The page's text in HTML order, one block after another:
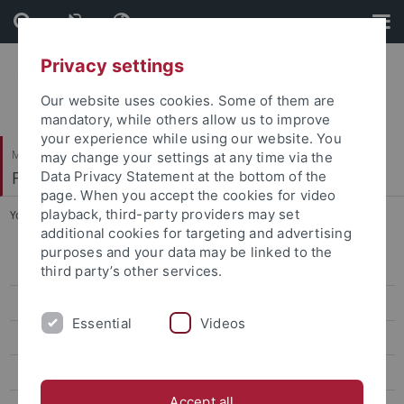
Skip
to
content
Skip
to
footer
Mathematisch-Naturwissenschaftliche Fakultät
Fachbereich Physik
You are here: Startseite ... Studiengänge
BSc Physik
MSc Physik Trento-Tübingen
Privacy settings
Our website uses cookies. Some of them are
mandatory, while others allow us to improve
your experience while using our website. You
may change your settings at any time via the
Data Privacy Statement at the bottom of the
page. When you accept the cookies for video
playback, third-party providers may set
additional cookies for targeting and advertising
purposes and your data may be linked to the
third party’s other services.
Essential Videos